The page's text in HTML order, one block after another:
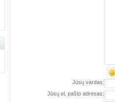
Jūsų vardas:
Jūsų el. pašto adresas: